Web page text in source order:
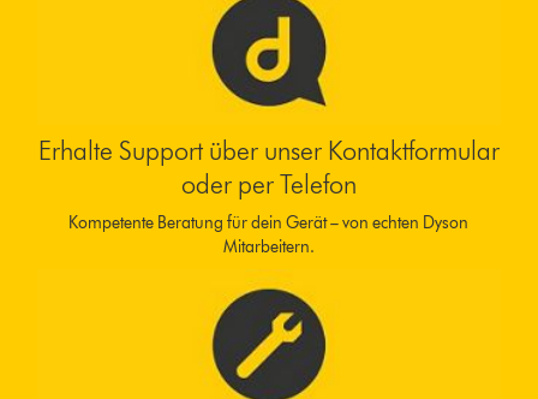
Erhalte Support über unser Kontaktformular
oder per Telefon
Kompetente Beratung für dein Gerät – von echten Dyson
Mitarbeitern.